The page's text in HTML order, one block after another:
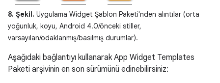
8. Şekil. Uygulama Widget Şablon Paketi'nden alıntılar (orta
yoğunluk, koyu, Android 4.0/önceki stiller,
varsayılan/odaklanmış/basılmış durumlar).
Aşağıdaki bağlantıyı kullanarak App Widget Templates
Paketi arşivinin en son sürümünü edinebilirsiniz: